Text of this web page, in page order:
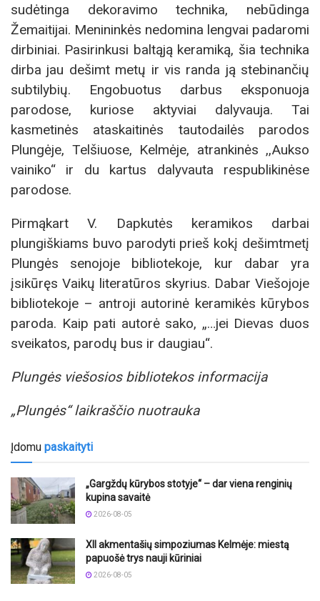
sudėtinga dekoravimo technika, nebūdinga
Žemaitijai. Menininkės nedomina lengvai padaromi
dirbiniai. Pasirinkusi baltąją keramiką, šia technika
dirba jau dešimt metų ir vis randa ją stebinančių
subtilybių. Engobuotus darbus eksponuoja
parodose, kuriose aktyviai dalyvauja. Tai
kasmetinės ataskaitinės tautodailės parodos
Plungėje, Telšiuose, Kelmėje, atrankinės ,,Aukso
vainiko“ ir du kartus dalyvauta respublikinėse
parodose.
Pirmąkart V. Dapkutės keramikos darbai
plungiškiams buvo parodyti prieš kokį dešimtmetį
Plungės senojoje bibliotekoje, kur dabar yra
įsikūręs Vaikų literatūros skyrius. Dabar Viešojoje
bibliotekoje – antroji autorinė keramikės kūrybos
paroda. Kaip pati autorė sako, „…jei Dievas duos
sveikatos, parodų bus ir daugiau“.
Plungės viešosios bibliotekos informacija
„Plungės“ laikraščio nuotrauka
Įdomu paskaityti
„Gargždų kūrybos stotyje“ – dar viena renginių
kupina savaitė
2026-08-05
XII akmentašių simpoziumas Kelmėje: miestą
papuošė trys nauji kūriniai
2026-08-05